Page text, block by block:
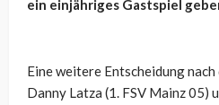
ein einjähriges Gastspiel
Eine weitere Entscheidung
Danny Latza (1. FSV Mainz 05)